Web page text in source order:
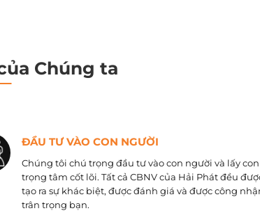
Chúng ta
ĐẦU TƯ VÀO CON NGƯỜI
Chúng tôi chú trọng đầu tư vào con người và lấy
trọng tâm cốt lõi. Tất cả CBNV của Hải Phát đều
tạo ra sự khác biệt, được đánh giá và được công
trân trọng bạn.